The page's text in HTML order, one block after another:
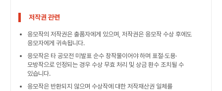
저작권 관련
응모작의 저작권은 출품자에게 있으며, 저작권은 응모작 수상 후에도
응모자에게 귀속됩니다.
응모작은 타 공모전 미발표 순수 창작물이어야 하며 표절·도용·
모방작으로 인정되는 경우 수상 무효 처리 및 상금 환수 조치될 수
있습니다.
응모작은 반환되지 않으며 수상작에 대한 저작재산권 일체를